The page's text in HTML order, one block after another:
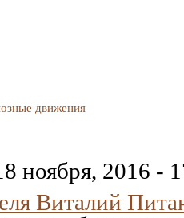
движения
ноября, 2016 -
Виталий